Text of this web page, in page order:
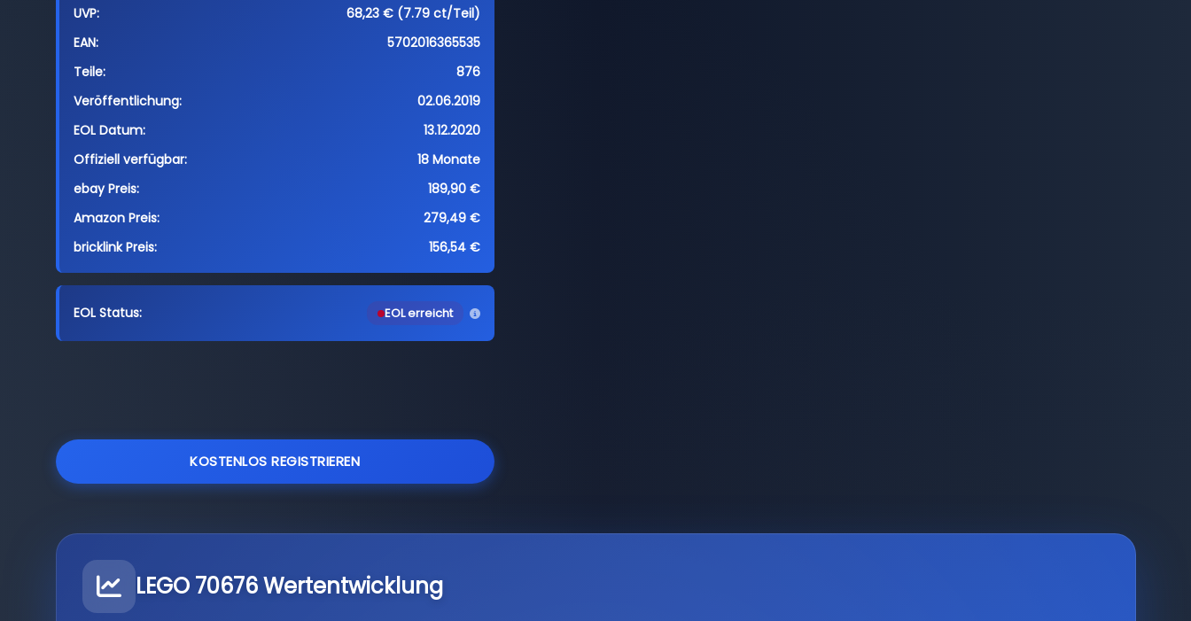
UVP:
68,23 € (7.79 ct/Teil)
EAN:
5702016365535
Teile:
876
Veröffentlichung:
02.06.2019
EOL Datum:
13.12.2020
Offiziell verfügbar:
18 Monate
ebay Preis:
189,90 €
Amazon Preis:
279,49 €
bricklink Preis:
156,54 €
EOL Status: EOL erreicht
KOSTENLOS REGISTRIEREN
LEGO 70676 Wertentwicklung